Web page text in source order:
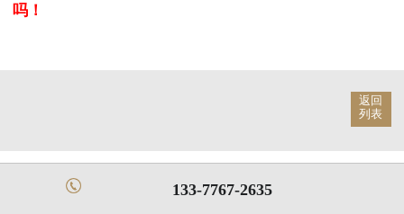
吗！
返回
列表
133-7767-2635